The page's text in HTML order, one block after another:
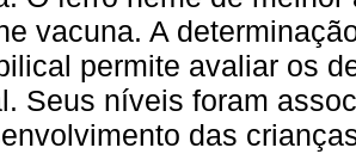
vacuna. A
permite avaliar os
Seus níveis foram
das